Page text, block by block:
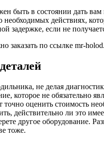
быть в состоянии дать вам
необходимых действиях,
задержке, если не
заказать по ссылке mr-
не делая
которое не обязательно
точно оценить стоимость
действительно ли это
другое оборудование.
тоже.